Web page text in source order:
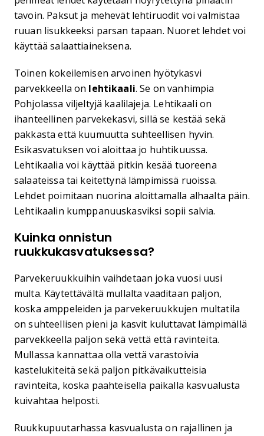
tavoin. Paksut ja mehevät lehtiruodit voi valmistaa
ruuan lisukkeeksi parsan tapaan. Nuoret lehdet voi
käyttää salaattiaineksena.
Toinen kokeilemisen arvoinen hyötykasvi
parvekkeella on lehtikaali. Se on vanhimpia
Pohjolassa viljeltyjä kaalilajeja. Lehtikaali on
ihanteellinen parvekekasvi, sillä se kestää sekä
pakkasta että kuumuutta suhteellisen hyvin.
Esikasvatuksen voi aloittaa jo huhtikuussa.
Lehtikaalia voi käyttää pitkin kesää tuoreena
salaateissa tai keitettynä lämpimissä ruoissa.
Lehdet poimitaan nuorina aloittamalla alhaalta päin.
Lehtikaalin kumppanuuskasviksi sopii salvia.
Kuinka onnistun
ruukkukasvatuksessa?
Parvekeruukkuihin vaihdetaan joka vuosi uusi
multa. Käytettävältä mullalta vaaditaan paljon,
koska amppeleiden ja parvekeruukkujen multatila
on suhteellisen pieni ja kasvit kuluttavat lämpimällä
parvekkeella paljon sekä vettä että ravinteita.
Mullassa kannattaa olla vettä varastoivia
kastelukiteitä sekä paljon pitkävaikutteisia
ravinteita, koska paahteisella paikalla kasvualusta
kuivahtaa helposti.
Ruukkupuutarhassa kasvualusta on rajallinen ja